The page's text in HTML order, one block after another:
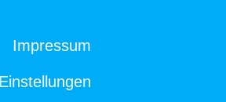
Impressum